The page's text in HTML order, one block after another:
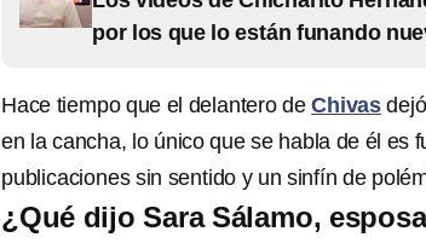
por los que lo están funando
Hace tiempo que el delantero deChivas
en la cancha, lo único que se habla de él es
publicaciones sin sentido y un sinfín de
¿Qué dijo Sara Sálamo,